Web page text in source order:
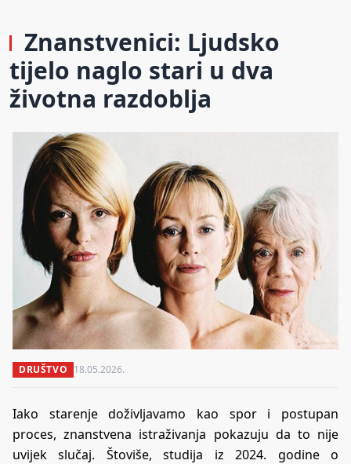
Znanstvenici: Ljudsko
tijelo naglo stari u dva
životna razdoblja
DRUŠTVO 18.05.2026.
Iako starenje doživljavamo kao spor i postupan
proces, znanstvena istraživanja pokazuju da to nije
uvijek slučaj. Štoviše, studija iz 2024. godine o